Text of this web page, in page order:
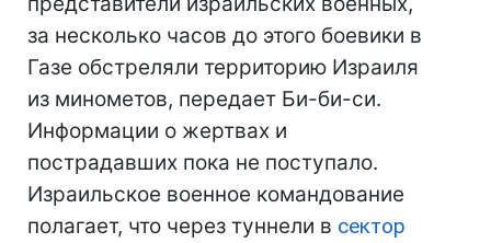
за несколько часов до этого боевики в
Газе обстреляли территорию Израиля
из минометов, передает Би-би-си.
Информации о жертвах и
пострадавших пока не поступало.
Израильское военное командование
полагает, что через туннели в сектор